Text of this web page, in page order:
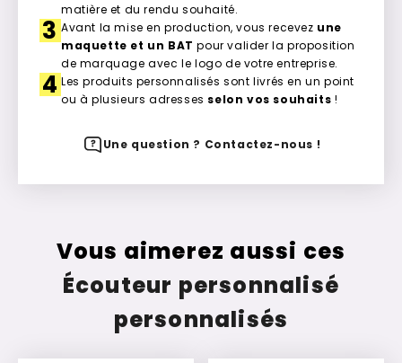
matière et du rendu souhaité.
3 Avant la mise en production, vous recevez une
maquette et un BAT pour valider la proposition
de marquage avec le logo de votre entreprise.
4 Les produits personnalisés sont livrés en un point
ou à plusieurs adresses selon vos souhaits !
Une question ? Contactez-nous !
Vous aimerez aussi ces
Écouteur personnalisé
personnalisés